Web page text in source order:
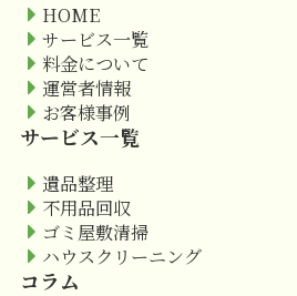
HOME
サービス一覧
料金について
運営者情報
お客様事例
サービス一覧
遺品整理
不用品回収
ゴミ屋敷清掃
ハウスクリーニング
コラム